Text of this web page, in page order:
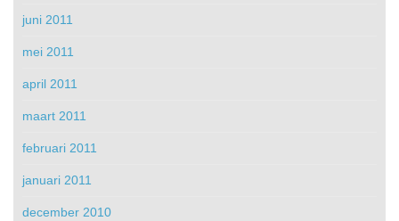
juni 2011
mei 2011
april 2011
maart 2011
februari 2011
januari 2011
december 2010